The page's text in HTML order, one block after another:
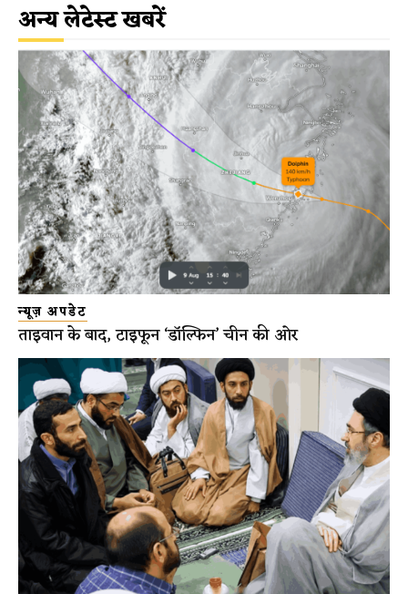
अन्य लेटेस्ट खबरें
न्यूज़ अपडेट
ताइवान के बाद, टाइफून ‘डॉल्फिन’ चीन की ओर